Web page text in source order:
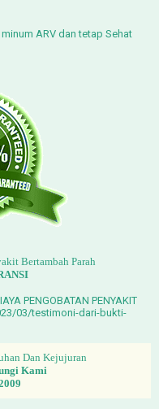
ARV dan tetap Sehat
Bertambah Parah
PENGOBATAN PENYAKIT
03/testimoni-dari-bukti-
Dan Kejujuran
Kami